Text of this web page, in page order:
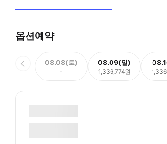
옵션예약
08.08(토)
-
08.09(일)
1,336,774원